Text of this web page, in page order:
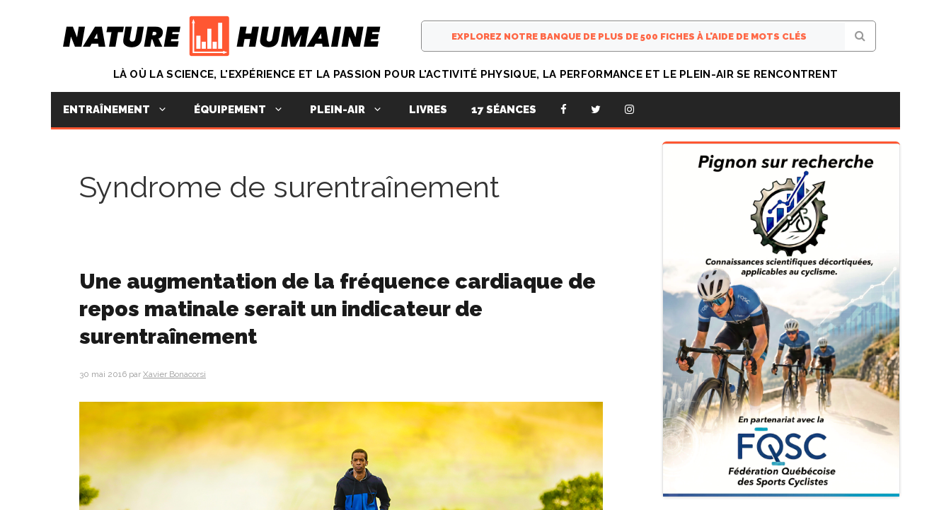
LÀ OÙ LA SCIENCE, L'EXPÉRIENCE ET LA PASSION POUR L'ACTIVITÉ PHYSIQUE, LA PERFORMANCE ET LE PLEIN-AIR SE RENCONTRENT
ENTRAÎNEMENT ÉQUIPEMENT PLEIN-AIR LIVRES 17 SÉANCES
Syndrome de surentraînement
Une augmentation de la fréquence cardiaque de
repos matinale serait un indicateur de
surentraînement
30 mai 2016 par Xavier Bonacorsi